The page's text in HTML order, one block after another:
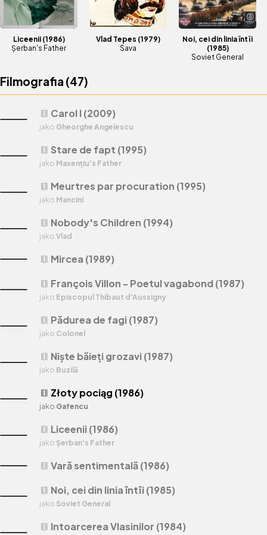
Liceenii (1986)
Șerban's Father
Vlad Tepes (1979)
Sava
Noi, cei din linia întîi
(1985)
Soviet General
Filmografia (47)
theaters François Villon - Poetul vagabond (1987)
jako Episcopul Thibaut d'Aussigny
theaters Mircea (1989)
theaters Nobody's Children (1994)
jako Vlad
theaters Intoarcerea Vlasinilor (1984)
theaters Złoty pociąg (1986)
jako Gafencu
theaters Liceenii (1986)
jako Șerban's Father
theaters Noi, cei din linia întîi (1985)
jako Soviet General
theaters Stare de fapt (1995)
jako Maxențiu's Father
theaters Pădurea de fagi (1987)
jako Colonel
theaters Vară sentimentală (1986)
theaters Niște băieți grozavi (1987)
jako Buzilă
theaters Meurtres par procuration (1995)
jako Mancini
theaters Carol I (2009)
jako Gheorghe Angelescu